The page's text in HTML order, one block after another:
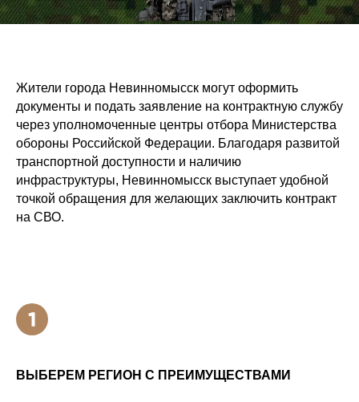
Жители города Невинномысск могут оформить
документы и подать заявление на контрактную службу
через уполномоченные центры отбора Министерства
обороны Российской Федерации. Благодаря развитой
транспортной доступности и наличию
инфраструктуры, Невинномысск выступает удобной
точкой обращения для желающих заключить контракт
на СВО.
ВЫБЕРЕМ РЕГИОН С ПРЕИМУЩЕСТВАМИ